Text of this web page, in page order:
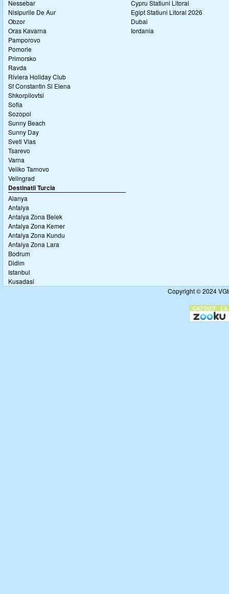
Nessebar
Nisipurile De Aur
Obzor
Oras Kavarna
Pamporovo
Pomorie
Primorsko
Ravda
Riviera Holiday Club
Sf Constantin Si Elena
Shkorpilovtsi
Sofia
Sozopol
Sunny Beach
Sunny Day
Sveti Vlas
Tsarevo
Varna
Veliko Tarnovo
Velingrad
Destinatii Turcia
Alanya
Antalya
Antalya Zona Belek
Antalya Zona Kemer
Antalya Zona Kundu
Antalya Zona Lara
Bodrum
Didim
Istanbul
Kusadasi
Cypru Statiuni Litoral
Egipt Statiuni Litoral 2026
Dubai
Iordania
Copyright © 2024